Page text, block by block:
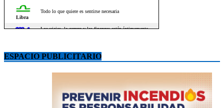
ESPACIO PUBLICITARIO